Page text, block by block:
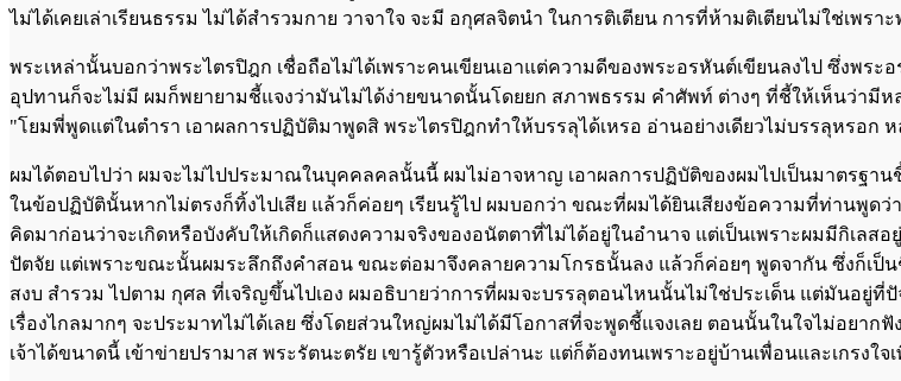
ไม่ได้เคยเล่าเรียนธรรม ไม่ได้สำรวมกาย วาจาใจ จะมี อกุศลจิตนำ ในการติเตียน การที่ห้ามติเตียนไม่ใช่เพร
พระเหล่านั้นบอกว่าพระไตรปิฎก เชื่อถือไม่ได้เพราะคนเขียนเอาแต่ความดีของพระอรหันต์เขียนลงไป ซึ่งพร
อุปทานก็จะไม่มี ผมก็พยายามชี้แจงว่ามันไม่ได้ง่ายขนาดนั้นโดยยก สภาพธรรม คำศัพท์ ต่างๆ ที่ชี้ให้เห็นว่ามี
"โยมพี่พูดแต่ในตำรา เอาผลการปฏิบัติมาพูดสิ พระไตรปิฎกทำให้บรรลุได้เหรอ อ่านอย่างเดียวไม่บรรลุหรอก
ผมได้ตอบไปว่า ผมจะไม่ไปประมาณในบุคคลคลนั้นนี้ ผมไม่อาจหาญ เอาผลการปฏิบัติของผมไปเป็นมาตรฐา
ในข้อปฏิบัตินั้นหากไม่ตรงก็ทิ้งไปเสีย แล้วก็ค่อยๆ เรียนรู้ไป ผมบอกว่า ขณะที่ผมได้ยินเสียงข้อความที่ท่านพู
คิดมาก่อนว่าจะเกิดหรือบังคับให้เกิดก็แสดงความจริงของอนัตตาที่ไม่ได้อยู่ในอำนาจ แต่เป็นเพราะผมมีกิเลสอ
ปัตจัย แต่เพราะขณะนั้นผมระลึกถึงคำสอน ขณะต่อมาจึงคลายความโกรธนั้นลง แล้วก็ค่อยๆ พูดจากัน ซึ่งก็เป็น
สงบ สำรวม ไปตาม กุศล ที่เจริญขึ้นไปเอง ผมอธิบายว่าการที่ผมจะบรรลุตอนไหนนั้นไม่ใช่ประเด็น แต่มันอยู่ที่
เรื่องไกลมากๆ จะประมาทไม่ได้เลย ซึ่งโดยส่วนใหญ่ผมไม่ได้มีโอกาสที่จะพูดชี้แจงเลย ตอนนั้นในใจไม่อยา
เจ้าได้ขนาดนี้ เข้าข่ายปรามาส พระรัตนะตรัย เขารู้ตัวหรือเปล่านะ แต่ก็ต้องทนเพราะอยู่บ้านเพื่อนและเกรง